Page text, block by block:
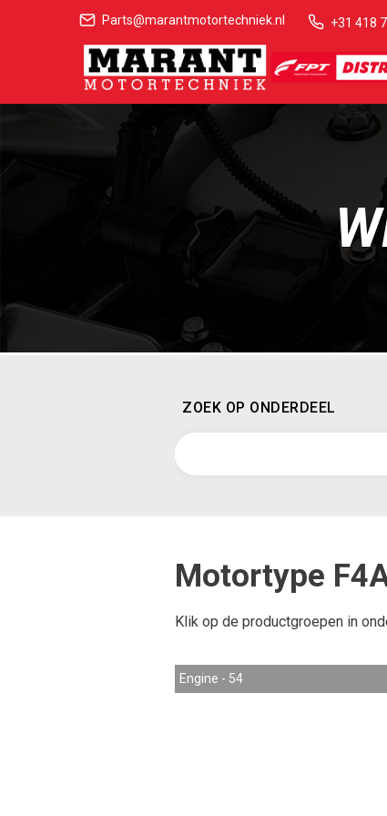
Parts@marantmotortechniek.nl +31 418
ZOEK OP ONDERDEEL
Motortype
Klik op de productgroepen in
Engine - 54